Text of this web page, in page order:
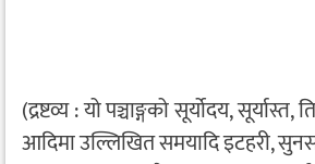
(द्रष्टव्य : यो पञ्चाङ्गको सूर्योदय,
आदिमा उल्लिखित समयादि इटहरी,